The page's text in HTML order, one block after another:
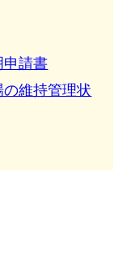
申請書
維持管理状